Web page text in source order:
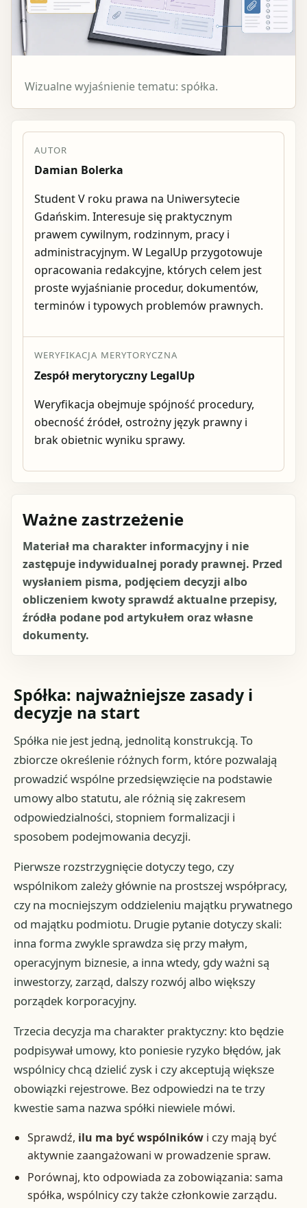
Wizualne wyjaśnienie tematu: spółka.
AUTOR
Damian Bolerka
Student V roku prawa na Uniwersytecie
Gdańskim. Interesuje się praktycznym
prawem cywilnym, rodzinnym, pracy i
administracyjnym. W LegalUp przygotowuje
opracowania redakcyjne, których celem jest
proste wyjaśnianie procedur, dokumentów,
terminów i typowych problemów prawnych.
WERYFIKACJA MERYTORYCZNA
Zespół merytoryczny LegalUp
Weryfikacja obejmuje spójność procedury,
obecność źródeł, ostrożny język prawny i
brak obietnic wyniku sprawy.
Ważne zastrzeżenie
Materiał ma charakter informacyjny i nie
zastępuje indywidualnej porady prawnej. Przed
wysłaniem pisma, podjęciem decyzji albo
obliczeniem kwoty sprawdź aktualne przepisy,
źródła podane pod artykułem oraz własne
dokumenty.
Spółka: najważniejsze zasady i
decyzje na start
Spółka nie jest jedną, jednolitą konstrukcją. To
zbiorcze określenie różnych form, które pozwalają
prowadzić wspólne przedsięwzięcie na podstawie
umowy albo statutu, ale różnią się zakresem
odpowiedzialności, stopniem formalizacji i
sposobem podejmowania decyzji.
Pierwsze rozstrzygnięcie dotyczy tego, czy
wspólnikom zależy głównie na prostszej współpracy,
czy na mocniejszym oddzieleniu majątku prywatnego
od majątku podmiotu. Drugie pytanie dotyczy skali:
inna forma zwykle sprawdza się przy małym,
operacyjnym biznesie, a inna wtedy, gdy ważni są
inwestorzy, zarząd, dalszy rozwój albo większy
porządek korporacyjny.
Trzecia decyzja ma charakter praktyczny: kto będzie
podpisywał umowy, kto poniesie ryzyko błędów, jak
wspólnicy chcą dzielić zysk i czy akceptują większe
obowiązki rejestrowe. Bez odpowiedzi na te trzy
kwestie sama nazwa spółki niewiele mówi.
Sprawdź, ilu ma być wspólnikówi czy mają być
aktywnie zaangażowani w prowadzenie spraw.
Porównaj, kto odpowiada za zobowiązania: sama
spółka, wspólnicy czy także członkowie zarządu.